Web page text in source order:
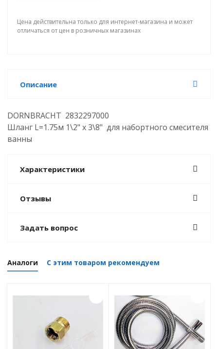
Цена действительна только для интернет-магазина и может
отличаться от цен в розничных магазинах
Описание
DORNBRACHT 2832297000
Шланг L=1.75м 1\2" x 3\8" для набортного смесителя
ванны
Характеристики
Отзывы
Задать вопрос
Аналоги С этим товаром рекомендуем